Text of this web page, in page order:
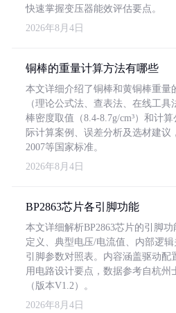
快速掌握变压器能效评估要点。
2026年8月4日
铜棒的重量计算方法有哪些
本文详细介绍了铜棒和黄铜棒重量
（理论公式法、查表法、在线工
棒密度取值（8.4-8.7g/cm³）和计
际计算案例、误差分析及选材建议
2007等国家标准。
2026年8月4日
BP2863芯片各引脚功能
本文详细解析BP2863芯片的引脚
定义、典型电压/电流值、内部逻
引脚参数对照表。内容涵盖驱动配
用电路设计要点，数据参考自杭州
（版本V1.2）。
2026年8月4日